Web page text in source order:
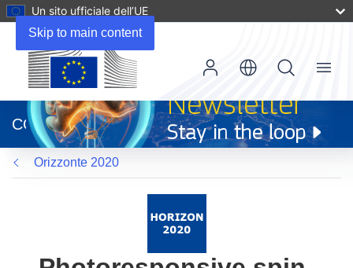
Skip to main content
Un sito ufficiale dell’UE
apre
in
una
nuova
finestra)
CORDIS
Menu
Orizzonte 2020